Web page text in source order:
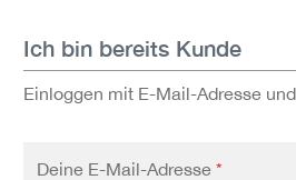
Ich bin bereits Kunde
Einloggen mit E-Mail-Adresse
Deine E-Mail-Adresse *